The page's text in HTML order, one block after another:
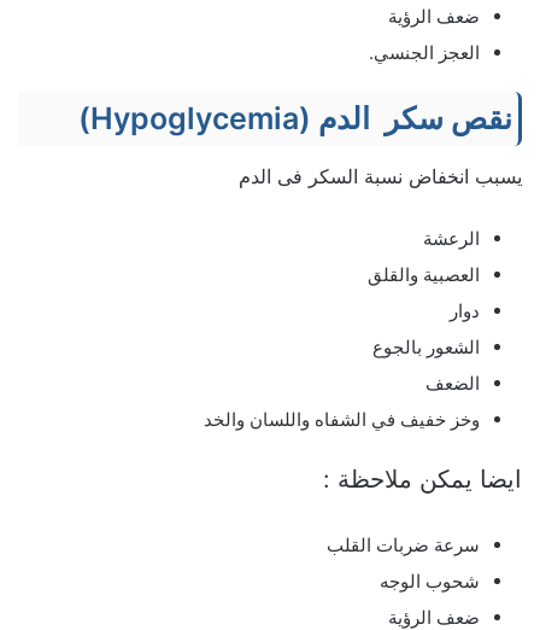
ضعف الرؤية
العجز الجنسي.
نقص سكر الدم (Hypoglycemia)
يسبب انخفاض نسبة السكر فى الدم
الرعشة
العصبية والقلق
دوار
الشعور بالجوع
الضعف
وخز خفيف في الشفاه واللسان والخد
ايضا يمكن ملاحظة :
سرعة ضربات القلب
شحوب الوجه
ضعف الرؤية